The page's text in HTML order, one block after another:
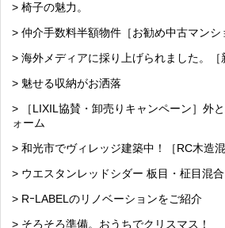
> 椅子の魅力。
> 仲介手数料半額物件［お勧め中古マンシ
> 海外メディアに採り上げられました。［
> 魅せる収納がお洒落
> ［LIXIL協賛・卸売りキャンペーン］外
ォーム
> 和光市でヴィレッジ建築中！［RC木造混
> ウエスタンレッドシダー 板目・柾目混合
> RｰLABELのリノベーションをご紹介
> そろそろ準備。おうちでクリスマス！